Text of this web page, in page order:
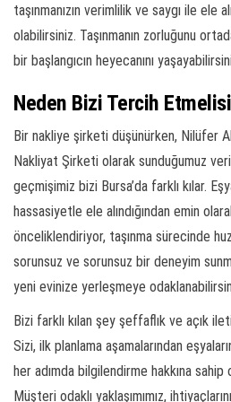
taşınmanızın verimlilik ve saygı ile ele
olabilirsiniz. Taşınmanın zorluğunu
bir başlangıcın heyecanını
Neden Bizi Tercih
Bir nakliye şirketi düşünürken, Nilüfer
Nakliyat Şirketi olarak sunduğumuz
geçmişimiz bizi Bursa’da farklı kılar.
hassasiyetle ele alındığından emin
önceliklendiriyor, taşınma sürecinde
sorunsuz ve sorunsuz bir deneyim
yeni evinize yerleşmeye
Bizi farklı kılan şey şeffaflık ve açık
Sizi, ilk planlama aşamalarından
her adımda bilgilendirme hakkına
Müşteri odaklı yaklaşımımız,